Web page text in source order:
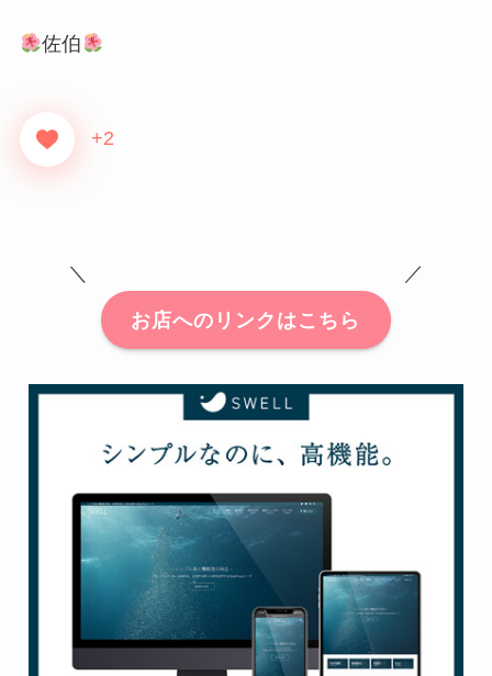
佐伯
+2
＼ ／
お店へのリンクはこちら